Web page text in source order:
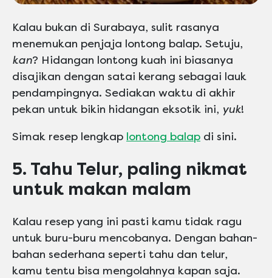
Kalau bukan di Surabaya, sulit rasanya
menemukan penjaja lontong balap. Setuju,
kan? Hidangan lontong kuah ini biasanya
disajikan dengan satai kerang sebagai lauk
pendampingnya. Sediakan waktu di akhir
pekan untuk bikin hidangan eksotik ini, yuk!
Simak resep lengkap lontong balap di sini.
5. Tahu Telur, paling nikmat
untuk makan malam
Kalau resep yang ini pasti kamu tidak ragu
untuk buru-buru mencobanya. Dengan bahan-
bahan sederhana seperti tahu dan telur,
kamu tentu bisa mengolahnya kapan saja.